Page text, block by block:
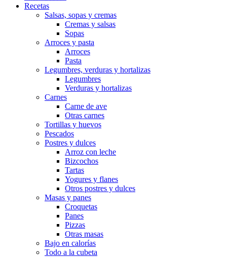
Recetas
Salsas, sopas y cremas
Cremas y salsas
Sopas
Arroces y pasta
Arroces
Pasta
Legumbres, verduras y hortalizas
Legumbres
Verduras y hortalizas
Carnes
Carne de ave
Otras carnes
Tortillas y huevos
Pescados
Postres y dulces
Arroz con leche
Bizcochos
Tartas
Yogures y flanes
Otros postres y dulces
Masas y panes
Croquetas
Panes
Pizzas
Otras masas
Bajo en calorías
Todo a la cubeta